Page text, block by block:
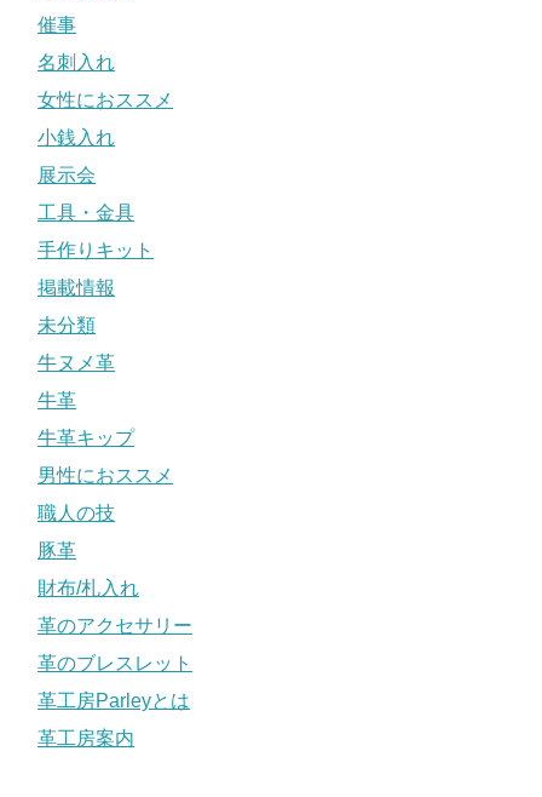
催事
名刺入れ
女性におススメ
小銭入れ
展示会
工具・金具
手作りキット
掲載情報
未分類
牛ヌメ革
牛革
牛革キップ
男性におススメ
職人の技
豚革
財布/札入れ
革のアクセサリー
革のブレスレット
革工房Parleyとは
革工房案内